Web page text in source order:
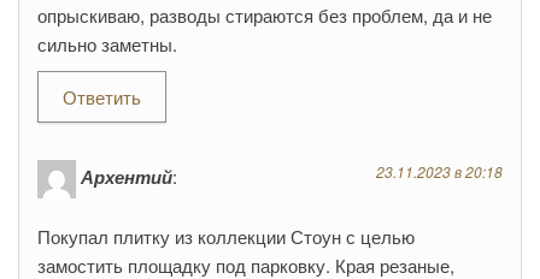
опрыскиваю, разводы стираются без проблем, да и не
сильно заметны.
Ответить
Архентий: 23.11.2023 в 20:18
Покупал плитку из коллекции Стоун с целью
замостить площадку под парковку. Края резаные,